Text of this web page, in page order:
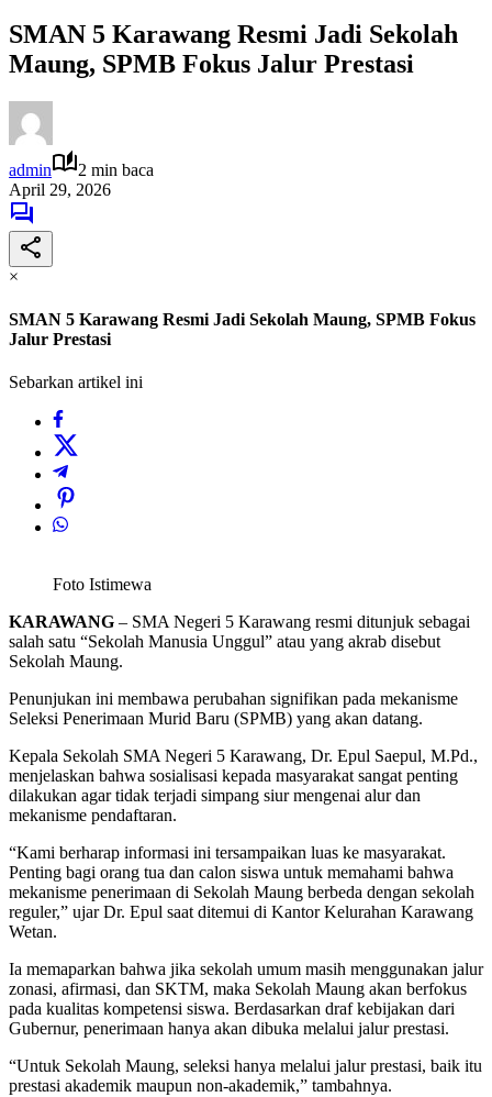
SMAN 5 Karawang Resmi Jadi Sekolah
Maung, SPMB Fokus Jalur Prestasi
admin
2 min baca
April 29, 2026
×
SMAN 5 Karawang Resmi Jadi Sekolah Maung, SPMB Fokus
Jalur Prestasi
Sebarkan artikel ini
Foto Istimewa
KARAWANG – SMA Negeri 5 Karawang resmi ditunjuk sebagai
salah satu “Sekolah Manusia Unggul” atau yang akrab disebut
Sekolah Maung.
Penunjukan ini membawa perubahan signifikan pada mekanisme
Seleksi Penerimaan Murid Baru (SPMB) yang akan datang.
Kepala Sekolah SMA Negeri 5 Karawang, Dr. Epul Saepul, M.Pd.,
menjelaskan bahwa sosialisasi kepada masyarakat sangat penting
dilakukan agar tidak terjadi simpang siur mengenai alur dan
mekanisme pendaftaran.
“Kami berharap informasi ini tersampaikan luas ke masyarakat.
Penting bagi orang tua dan calon siswa untuk memahami bahwa
mekanisme penerimaan di Sekolah Maung berbeda dengan sekolah
reguler,” ujar Dr. Epul saat ditemui di Kantor Kelurahan Karawang
Wetan.
Ia memaparkan bahwa jika sekolah umum masih menggunakan jalur
zonasi, afirmasi, dan SKTM, maka Sekolah Maung akan berfokus
pada kualitas kompetensi siswa. Berdasarkan draf kebijakan dari
Gubernur, penerimaan hanya akan dibuka melalui jalur prestasi.
“Untuk Sekolah Maung, seleksi hanya melalui jalur prestasi, baik itu
prestasi akademik maupun non-akademik,” tambahnya.